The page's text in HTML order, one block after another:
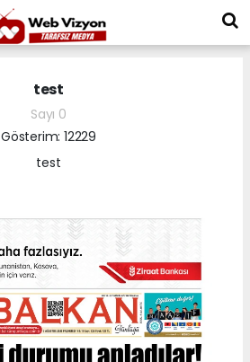
test
Sayı 0
Gösterim: 12229
test